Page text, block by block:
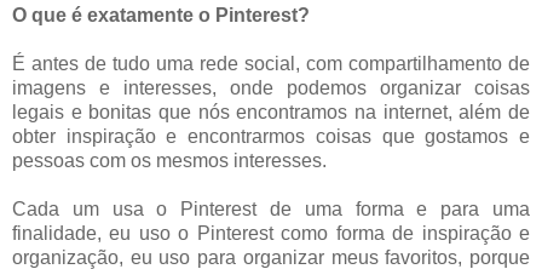
O que é exatamente o Pinterest?
É antes de tudo uma rede social, com compartilhamento de
imagens e interesses, onde podemos organizar coisas
legais e bonitas que nós encontramos na internet, além de
obter inspiração e encontrarmos coisas que gostamos e
pessoas com os mesmos interesses.
Cada um usa o Pinterest de uma forma e para uma
finalidade, eu uso o Pinterest como forma de inspiração e
organização, eu uso para organizar meus favoritos, porque